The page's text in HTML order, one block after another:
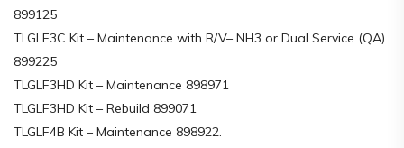
899125
TLGLF3C Kit – Maintenance with R/V– NH3 or Dual Service (QA)
899225
TLGLF3HD Kit – Maintenance 898971
TLGLF3HD Kit – Rebuild 899071
TLGLF4B Kit – Maintenance 898922.